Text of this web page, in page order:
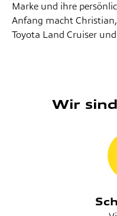
Marke und ihre
Anfang macht
Toyota Land Cruiser
Wir